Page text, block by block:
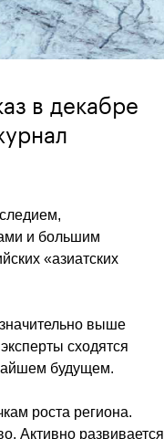
в декабре
и большим
«азиатских
выше
сходятся
будущем.
роста региона.
Активно развивается